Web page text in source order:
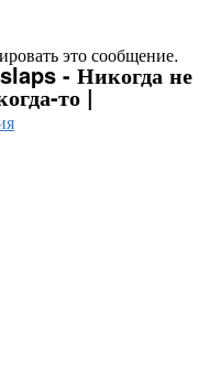
это сообщение.
- Никогда не
то |